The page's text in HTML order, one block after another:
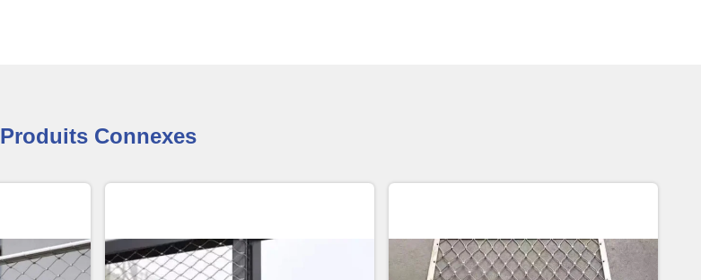
Produits Connexes